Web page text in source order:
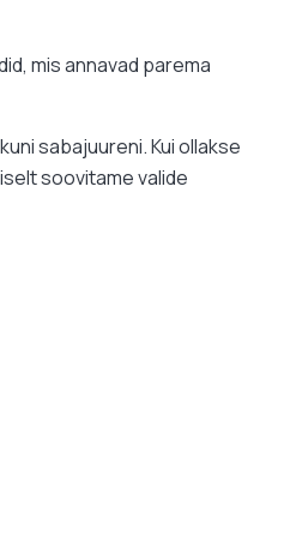
mis annavad parema
sabajuureni. Kui ollakse
soovitame valide